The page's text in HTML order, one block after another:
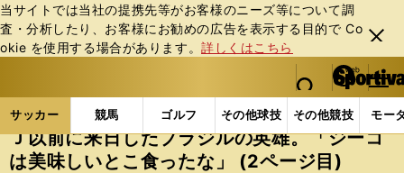
当サイトでは当社の提携先等がお客様のニーズ等について調
査・分析したり、お客様にお勧めの広告を表⽰する⽬的で Co
okie を使⽤する場合があります。詳しくはこちら
閉じ
る
web Sportiva (webスポルティーバ)
検索
マイペ
ー
ジ
メニュ
サッカー 競馬 ゴルフ その他球技 その他競技 モー
ス
ポ
ル
サッカーの記事一覧 Jリーグ他 Jリーグ Ｊ以前
Ｊ以前に来日したブラジルの英雄。「ジーコ
は美味しいとこ食ったな」 (2ページ目)